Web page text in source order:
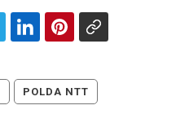
POLDA NTT